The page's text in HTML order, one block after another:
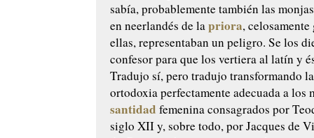
sabía, probablemente también las
en neerlandés de lapriora,
ellas, representaban un peligro. Se los
confesor para que los vertiera al latín y
Tradujo sí, pero tradujo transformando
ortodoxia perfectamente adecuada a los
santidad femenina consagrados por
siglo XII y, sobre todo, por Jacques de